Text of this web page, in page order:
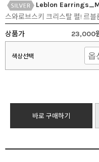
Leblon
스와로브스키 크리스탈 펄! 르
상품가
23,000
색상선택
바로 구매하기